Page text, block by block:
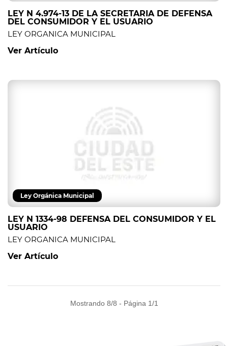
LEY N 4.974-13 DE LA SECRETARIA DE DEFENSA
DEL CONSUMIDOR Y EL USUARIO
LEY ORGANICA MUNICIPAL
Ver Artículo
Ley Orgánica Municipal
LEY N 1334-98 DEFENSA DEL CONSUMIDOR Y EL
USUARIO
LEY ORGANICA MUNICIPAL
Ver Artículo
Mostrando 8/8 - Página 1/1